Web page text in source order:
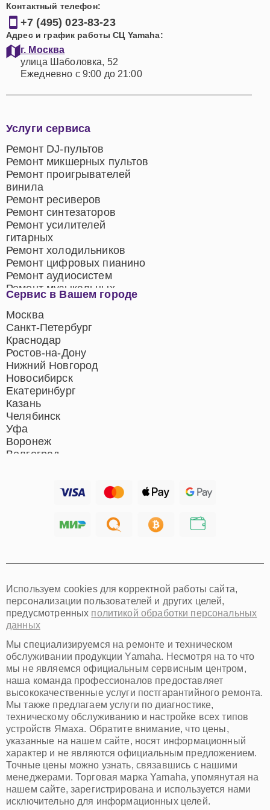
Контактный телефон:
+7 (495) 023-83-23
Адрес и график работы СЦ Yamaha:
г. Москва
улица Шаболовка, 52
Ежедневно с 9:00 до 21:00
Сервис в Вашем городе
Москва
Санкт-Петербург
Краснодар
Ростов-на-Дону
Нижний Новгород
Новосибирск
Екатеринбург
Казань
Челябинск
Уфа
Воронеж
Волгоград
Хабаровск
Омск
Красноярск
Пермь
Ульяновск
Киров
Архангельск
Астрахань
Белгород
Благовещенск
Брянск
Владивосток
Владикавказ
Владимир
Волжский
Вологда
Грозный
Иваново
Услуги сервиса
Ремонт DJ-пультов
Ремонт микшерных пультов
Ремонт проигрывателей
винила
Ремонт ресиверов
Ремонт синтезаторов
Ремонт усилителей
гитарных
Ремонт холодильников
Ремонт цифровых пианино
Ремонт аудиосистем
Ремонт музыкальных
центров
Ремонт домашних
кинотеатров
Ремонт микрофонов
Ремонт акустических
систем
Используем cookies для корректной работы сайта,
персонализации пользователей и других целей,
предусмотренных политикой обработки персональных
данных
Мы специализируемся на ремонте и техническом
обслуживании продукции Yamaha. Несмотря на то что
мы не являемся официальным сервисным центром,
наша команда профессионалов предоставляет
высококачественные услуги постгарантийного ремонта.
Мы также предлагаем услуги по диагностике,
техническому обслуживанию и настройке всех типов
устройств Ямаха. Обратите внимание, что цены,
указанные на нашем сайте, носят информационный
характер и не являются официальным предложением.
Точные цены можно узнать, связавшись с нашими
менеджерами. Торговая марка Yamaha, упомянутая на
нашем сайте, зарегистрирована и используется нами
исключительно для информационных целей.